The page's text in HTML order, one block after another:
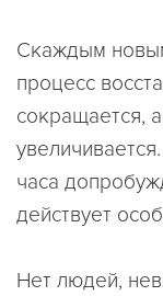
Скаждым
процесс
сокращается,
часа
действует
Нет людей,